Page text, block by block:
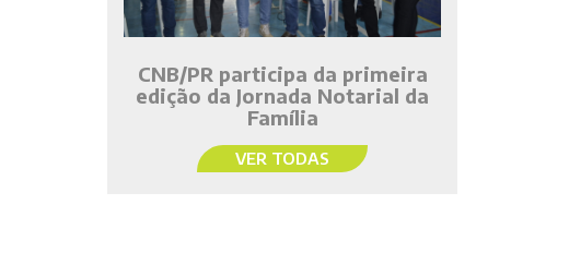
CNB/PR participa da primeira
edição da Jornada Notarial da
Família
VER TODAS